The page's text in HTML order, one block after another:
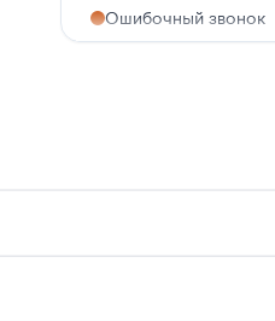
Ошибочный звонок